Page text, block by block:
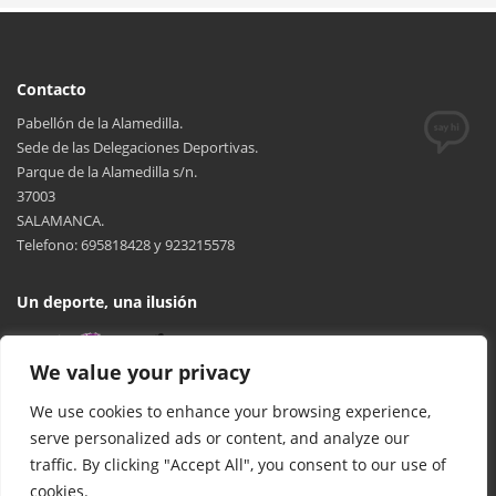
We value your privacy
We use cookies to enhance your browsing experience,
serve personalized ads or content, and analyze our
traffic. By clicking "Accept All", you consent to our use of
cookies.
Contacto
Pabellón de la Alamedilla.
Sede de las Delegaciones Deportivas.
Parque de la Alamedilla s/n.
37003
SALAMANCA.
Telefono: 695818428 y 923215578
Un deporte, una ilusión